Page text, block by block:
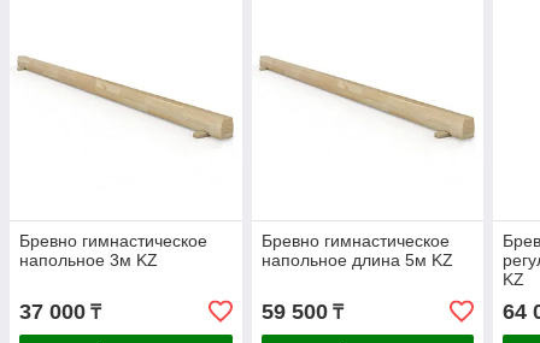
Бревно гимнастическое
напольное 3м KZ
37 000 ₸
Бревно гимнастическое
напольное длина 5м KZ
59 500₸
KZ
64